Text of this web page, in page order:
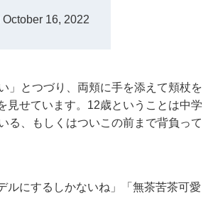
October 16, 2022
とつづり、両頬に手を添えて頬杖を
見せています。12歳ということは中学
る、もしくはついこの前まで背負って
ルにするしかないね」「無茶苦茶可愛